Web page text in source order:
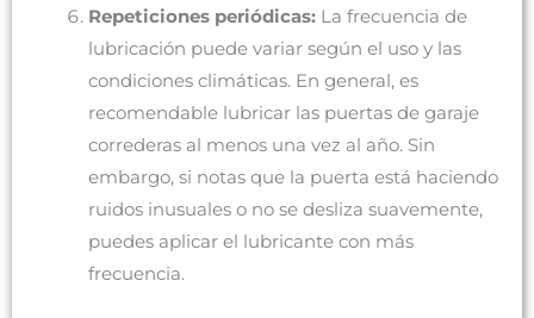
Repeticiones periódicas:La frecuencia de
lubricación puede variar según el uso y las
condiciones climáticas. En general, es
recomendable lubricar las puertas de garaje
correderas al menos una vez al año. Sin
embargo, si notas que la puerta está haciendo
ruidos inusuales o no se desliza suavemente,
puedes aplicar el lubricante con más
frecuencia.